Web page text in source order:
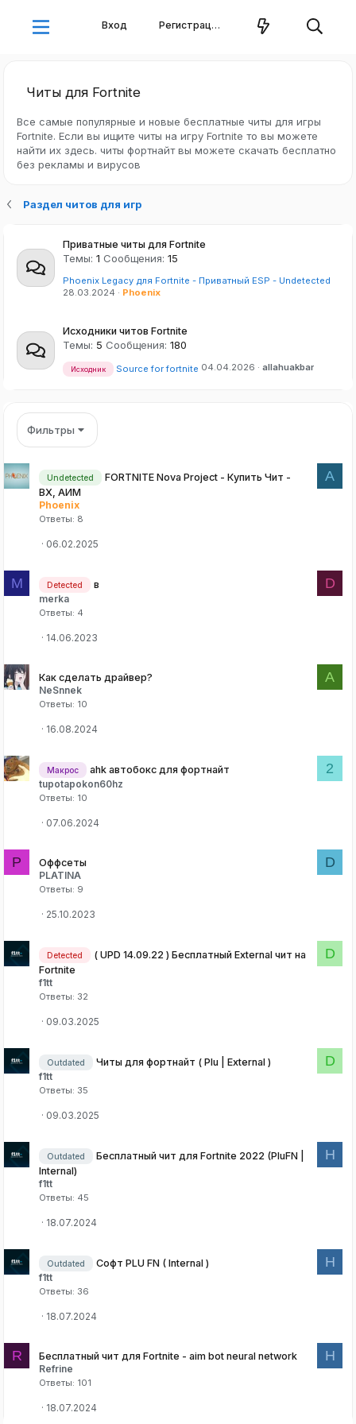
Вход Регистрация
Читы для Fortnite
Все самые популярные и новые бесплатные читы для игры
Fortnite. Если вы ищите читы на игру Fortnite то вы можете
найти их здесь. читы фортнайт вы можете скачать бесплатно
без рекламы и вирусов
Раздел читов для игр
Приватные читы для Fortnite
Темы 1 Сообщения 15
Phoenix Legacy для Fortnite - Приватный ESP - Undetected
28.03.2024
Phoenix
Исходники читов Fortnite
Темы 5 Сообщения 180
Исходник Source for fortnite 04.04.2026 allahuakbar
Фильтры
Undetected
FORTNITE Nova Project - Купить Чит -
ВХ, АИМ
Phoenix
Ответы 8
06.02.2025
A
M Detected
в
merka
Ответы 4
14.06.2023
D
Как сделать драйвер?
NeSnnek
Ответы 10
16.08.2024
A
Макрос
ahk автобокс для фортнайт
tupotapokon60hz
Ответы 10
07.06.2024
2
P
Оффсеты
PLATINA
Ответы 9
25.10.2023
D
Detected
( UPD 14.09.22 ) Бесплатный External чит на
Fortnite
f1tt
Ответы 32
09.03.2025
D
Outdated
Читы для фортнайт ( Plu | External )
f1tt
Ответы 35
09.03.2025
D
Outdated
Бесплатный чит для Fortnite 2022 (PluFN |
Internal)
f1tt
Ответы 45
18.07.2024
H
Outdated
Софт PLU FN ( Internal )
f1tt
Ответы 36
18.07.2024
H
R
Бесплатный чит для Fortnite - aim bot neural network
Refrine
Ответы 101
18.07.2024
H